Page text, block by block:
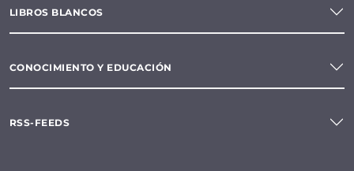
LIBROS BLANCOS
CONOCIMIENTO Y EDUCACIÓN
RSS-FEEDS